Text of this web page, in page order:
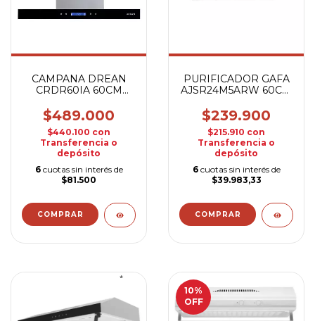
CAMPANA DREAN
CRDR60IA 60CM
$489.000
$440.100 con
Transferencia o
depósito
6 cuotas sin interés de
$81.500
PURIFICADOR GAFA
AJSR24M5ARW 60CM
$239.900
$215.910 con
Transferencia o
depósito
6 cuotas sin interés de
$39.983,33
10%
OFF